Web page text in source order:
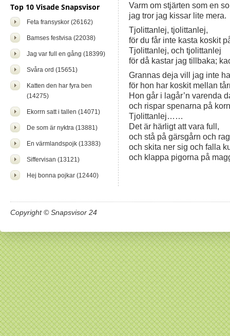
Top 10 Visade Snapsvisor
Feta fransyskor (26162)
Bamses festvisa (22038)
Jag var full en gång (18399)
Svåra ord (15651)
Katten den har fyra ben
(14275)
Ekorrn satt i tallen (14071)
De som är nyktra (13881)
En värmlandspojk (13383)
Siffervisan (13121)
Hej bonna pojkar (12440)
Varm om stjärten som en
jag tror jag kissar lite mera.
Tjolittanlej, tjolittanlej,
för du får inte kasta koskit
Tjolittanlej, och tjolittanlej
för då kastar jag tillbaka;
Grannas deja vill jag inte
för hon har koskit mellan
Hon går i lagår’n varenda
och rispar spenarna på
Tjolittanlej……
Det är härligt att vara full,
och stå på gärsgårn och
och skita ner sig och falla
och klappa pigorna på
Copyright © Snapsvisor 24